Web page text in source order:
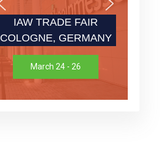
IAW TRADE FAIR
COLOGNE, GERMANY
March 24 - 26